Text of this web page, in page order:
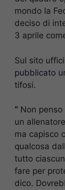
mondo la
deciso di
3 aprile
Sul sito
pubblicato
tifosi.
“ Non
un
ma capisco
qualcosa
tutto
fare per
dico.